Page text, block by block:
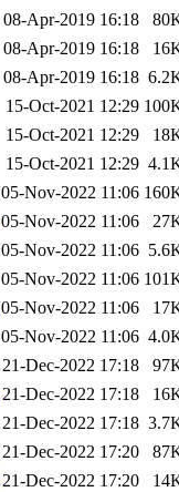
08-Apr-2019 16:18
08-Apr-2019 16:18
08-Apr-2019 16:18
15-Oct-2021 12:29
15-Oct-2021 12:29
15-Oct-2021 12:29
05-Nov-2022 11:06
05-Nov-2022 11:06
05-Nov-2022 11:06
05-Nov-2022 11:06
05-Nov-2022 11:06
05-Nov-2022 11:06
21-Dec-2022 17:18
21-Dec-2022 17:18
21-Dec-2022 17:18
21-Dec-2022 17:20
21-Dec-2022 17:20